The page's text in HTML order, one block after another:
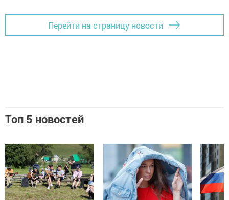
Перейти на страницу новости
Топ 5 новостей